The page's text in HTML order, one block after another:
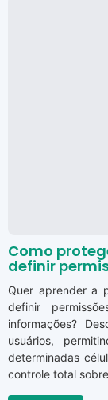
Como
definir
Quer aprender a
definir
informações?
usuários,
determinadas
controle total